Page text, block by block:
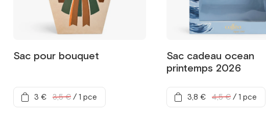
Sac pour bouquet
3 € 3,5 € /1 pce
Sac cadeau ocean
printemps 2026
3,8 € 4,5 € /1 pce